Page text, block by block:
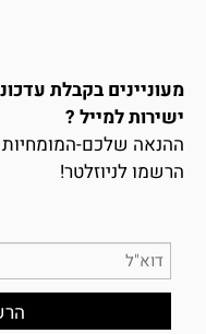
מעוניינים בקבלת
ישירות למייל ?
ההנאה שלכם-המומחיות
הרשמו לניוזלטר!